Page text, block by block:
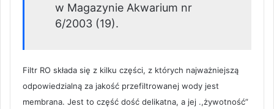
w Magazynie Akwarium nr
6/2003 (19).
Filtr RO składa się z kilku części, z których najważniejszą
odpowiedzialną za jakość przefiltrowanej wody jest
membrana. Jest to część dość delikatna, a jej .,żywotność”